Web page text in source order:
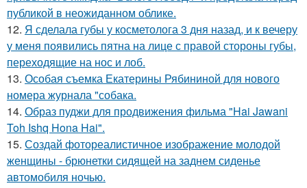
публикой в неожиданном облике.
12. Я сделала губы у косметолога 3 дня назад, и к вечеру
у меня появились пятна на лице с правой стороны губы,
переходящие на нос и лоб.
13. Особая съемка Екатерины Рябининой для нового
номера журнала "собака.
14. Образ пуджи для продвижения фильма "Hai Jawani
Toh Ishq Hona Hai".
15. Создай фотореалистичное изображение молодой
женщины - брюнетки сидящей на заднем сиденье
автомобиля ночью.